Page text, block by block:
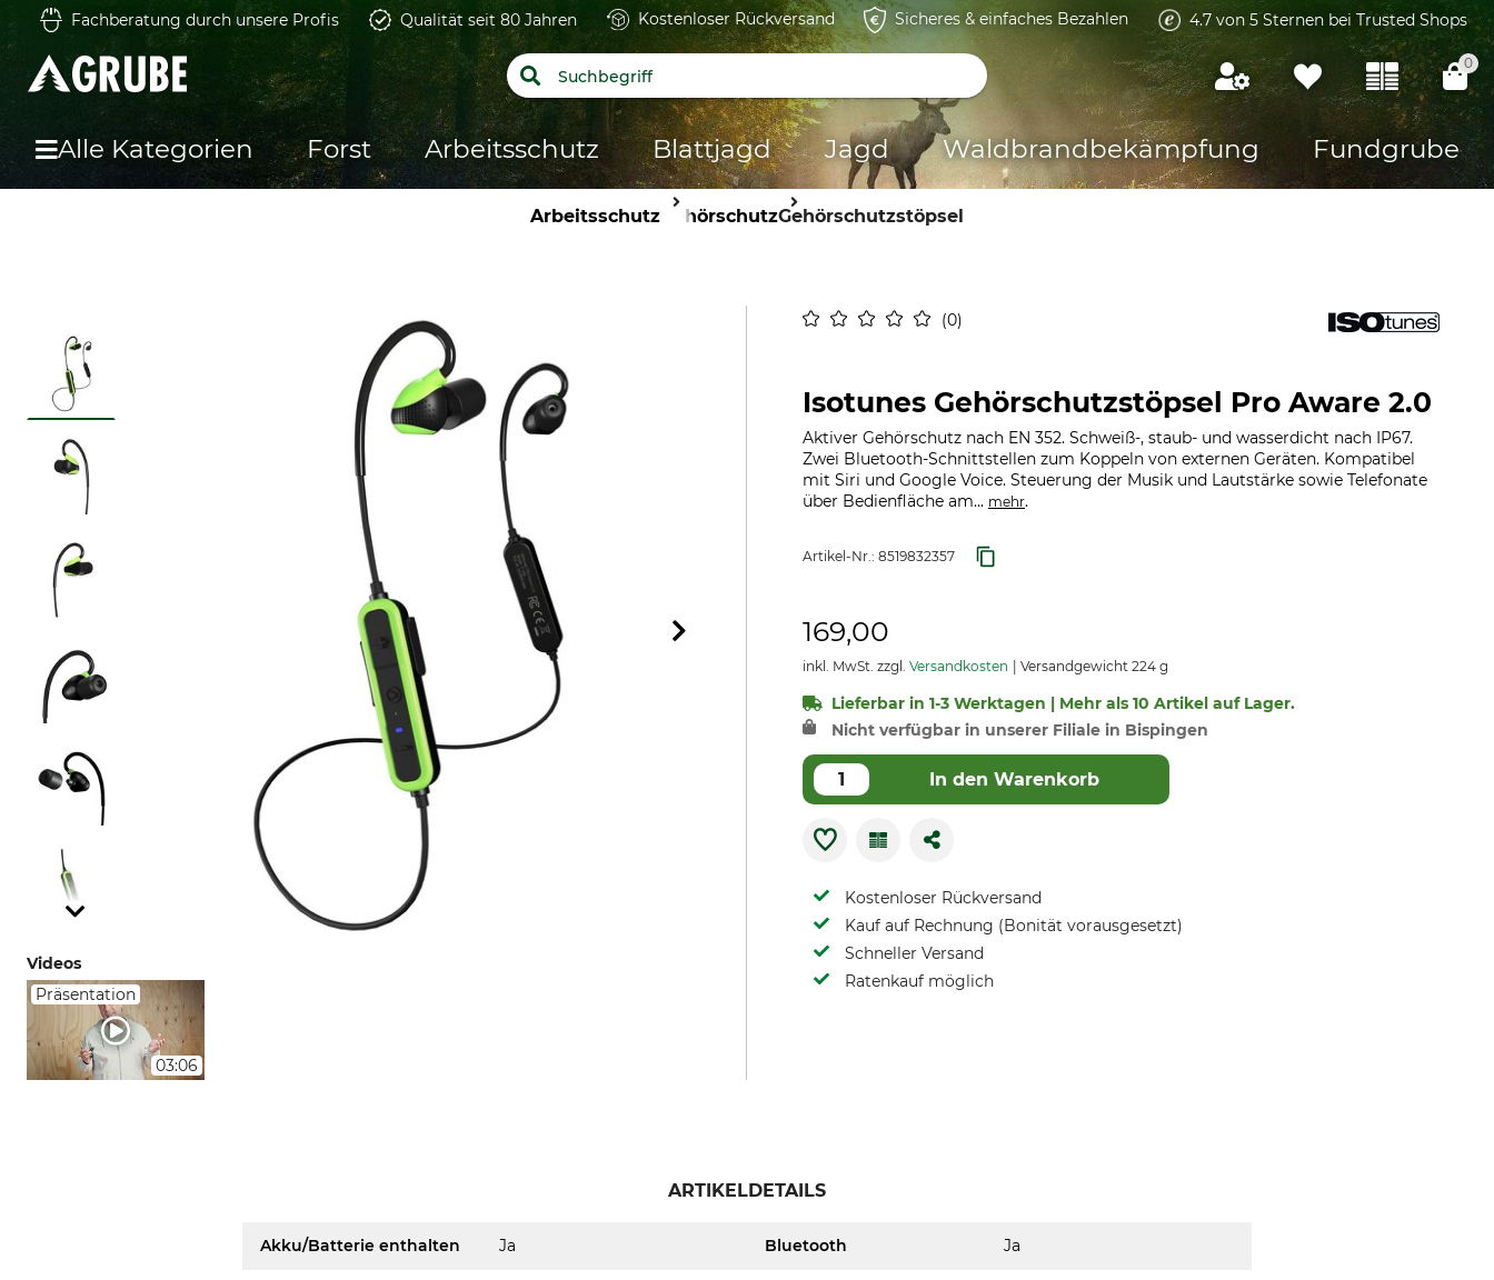
Fachberatung durch unsere Profis Qualität seit 80 Jahren Kostenloser Rückversand Sicheres & einfaches Bezahlen 4.7 von 5 Sternen bei Trusted Shops
0
Alle Kategorien Forst Arbeitsschutz Blattjagd Jagd Waldbrandbekämpfung Fundgrube
Arbeitsschutz GehörschutzGehörschutzstöpsel
0
Videos
Präsentation
03:06
Isotunes Gehörschutzstöpsel Pro Aware 2.0
Aktiver Gehörschutz nach EN 352. Schweiß-, staub- und wasserdicht nach IP67.
Zwei Bluetooth-Schnittstellen zum Koppeln von externen Geräten. Kompatibel
mit Siri und Google Voice. Steuerung der Musik und Lautstärke sowie Telefonate
über Bedienfläche am... mehr.
Artikel-Nr.: 8519832357
169,00
inkl. MwSt. zzgl. Versandkosten Versandgewicht 224 g
Lieferbar in 1-3 Werktagen | Mehr als 10 Artikel auf Lager.
Nicht verfügbar in unserer Filiale in Bispingen
In den Warenkorb
Kostenloser Rückversand
Kauf auf Rechnung (Bonität vorausgesetzt)
Schneller Versand
Ratenkauf möglich
ARTIKELDETAILS
Akku/Batterie enthalten Ja Bluetooth Ja